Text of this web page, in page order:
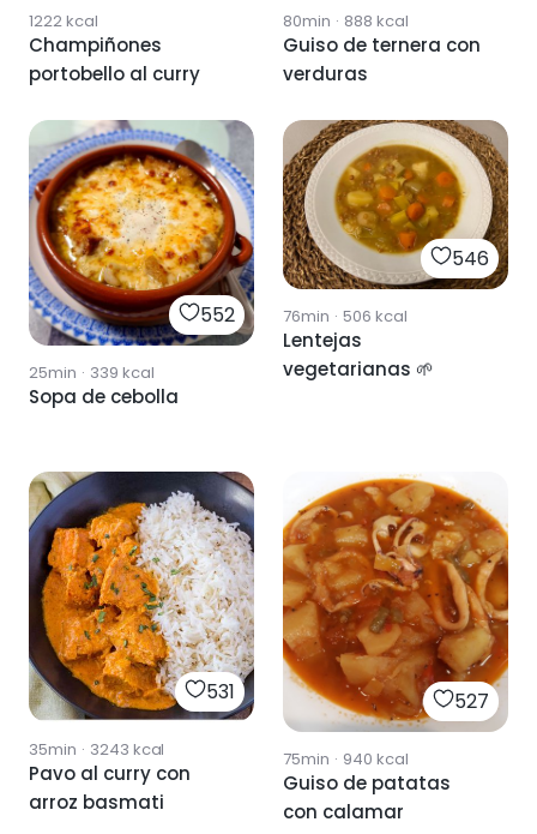
1222kcal
Champiñones
portobello al curry
80min · 888 kcal
Guiso de ternera con
verduras
552
25min · 339 kcal
Sopa de cebolla
546
76min · 506 kcal
Lentejas
vegetarianas 🌱
531
35min · 3243 kcal
Pavo al curry con
arroz basmati
527
75min · 940 kcal
Guiso de patatas
con calamar